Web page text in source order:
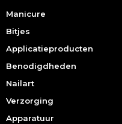
Manicure
Bitjes
Applicatieproducten
Benodigdheden
Nailart
Verzorging
Apparatuur